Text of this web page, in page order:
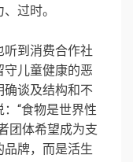
过时。
听到消费合作社
守儿童健康的恶
确谈及结构和不
“食物是世界性
团体希望成为支
牌，而是活生